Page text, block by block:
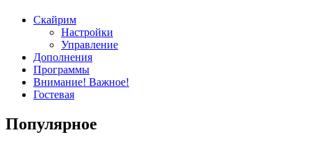
Скайрим
Настройки
Управление
Дополнения
Программы
Внимание! Важное!
Гостевая
Популярное